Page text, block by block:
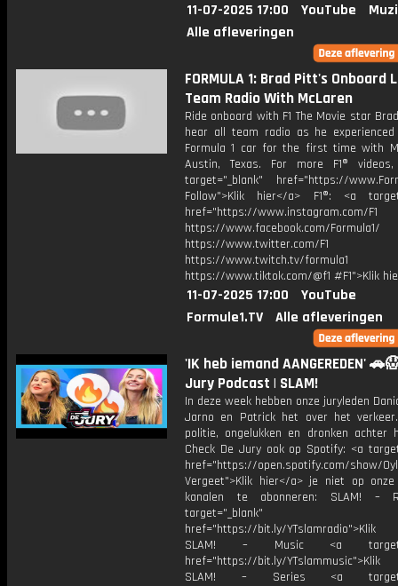
11-07-2025 17:00 YouTube
Alle afleveringen
FORMULA 1: Brad Pitt's Onboard
Team Radio With McLaren
Ride onboard with F1 The Movie star
hear all team radio as he
Formula 1 car for the first time with
Austin, Texas. For more F1®
target="_blank" href="https://
Follow">Klik hier</a> F1®: <a
href="https://www.instagram.com/F1
https://www.facebook.com/Formula1/
https://www.twitter.com/F1
https://www.twitch.tv/formula1
https://www.tiktok.com/@f1 #F1">Klik
11-07-2025 17:00
YouTube
Formule1.TV
Alle afleveringen
'IK heb iemand AANGEREDEN'
Jury Podcast | SLAM!
In deze week hebben onze juryleden
Jarno en Patrick het over het
politie, ongelukken en dronken achter
Check De Jury ook op Spotify: <a
href="https://open.spotify.com/show/
Vergeet">Klik hier</a> je niet op onze
kanalen te abonneren: SLAM! –
target="_blank"
href="https://bit.ly/
SLAM! – Music <a
href="https://bit.ly/
SLAM! – Series <a